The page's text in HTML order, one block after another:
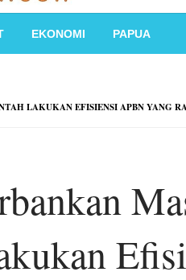
EKONOMI PAPUA
LAKUKAN EFISIENSI APBN YANG